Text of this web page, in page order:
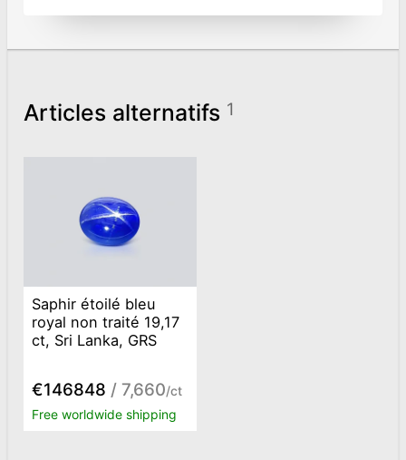
Articles alternatifs 1
Saphir étoilé bleu
royal non traité 19,17
ct, Sri Lanka, GRS
€146848 / 7,660/ct
Free worldwide shipping